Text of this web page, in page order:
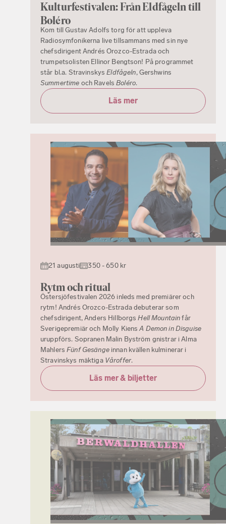
Kulturfestivalen: Från Eldfågeln till
Boléro
Kom till Gustav Adolfs torg för att uppleva
Radiosymfonikerna live tillsammans med sin nye
chefsdirigent Andrés Orozco-Estrada och
trumpetsolisten Ellinor Bengtson! På programmet
står bl.a. StravinskysEldfågeln, Gershwins
Summertime och RavelsBoléro.
Läs mer
21 augusti 350 - 650 kr
Rytm och ritual
Östersjöfestivalen 2026 inleds med premiärer och
rytm! Andrés Orozco-Estrada debuterar som
chefsdirigent, Anders HillborgsHell Mountainfår
Sverigepremiär och Molly KiensA Demon in Disguise
uruppförs. Sopranen Malin Byström gnistrar i Alma
MahlersFünf Gesänge innan kvällen kulminerar i
Stravinskys mäktiga Våroffer.
Läs mer & biljetter